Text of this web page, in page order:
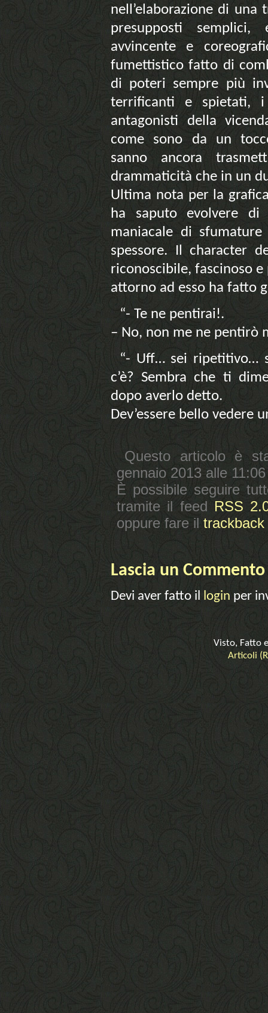
nell’elaborazione di una
presupposti
avvincente e
fumettistico fatto di
di poteri sempre più
terrificanti e spietati,
antagonisti della
come sono da un
sanno ancora
drammaticità che in un
Ultima nota per la
ha saputo evolvere
maniacale di
spessore. Il character
riconoscibile, fascinoso
attorno ad esso ha fatto
“- Te ne pentirai!.
– No, non me ne pentirò
“- Uff… sei ripetitivo…
c’è? Sembra che ti
dopo averlo detto.
Dev’essere bello vedere
Questo articolo è
gennaio 2013 alle
È possibile seguire
tramite il feed RSS
oppure fare il trackback
Lascia un Commento
Devi aver fatto il login per
Visto, Fatto
Articoli